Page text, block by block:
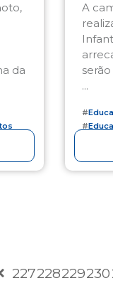
da
A
...
#
#
227228229230